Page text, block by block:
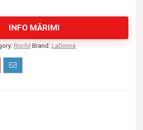
INFO MĂRIMI
Rochii Brand: LaDonna